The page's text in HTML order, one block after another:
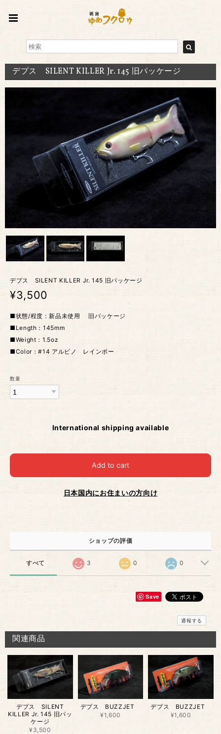
デプス SILENT KILLER Jr. 145 旧パッケージ
デプス SILENT KILLER Jr. 145 旧パッケージ
¥3,500
■状態/程度：新品未使用 旧パッケージ
■Length：145mm
■Weight：1.5oz
■Color：#14 アルビノ レインボー
数量
International shipping available
Add to cart
日本国内にお住まいの方向け
ショップの評価
すべて 3 0 0
Save
通報する
関連商品
デプス SILENT
KILLER Jr. 145 旧パッ
ケージ
¥3,500
デプス BUZZJET
¥1,600
デプス BUZZJET
¥1,600